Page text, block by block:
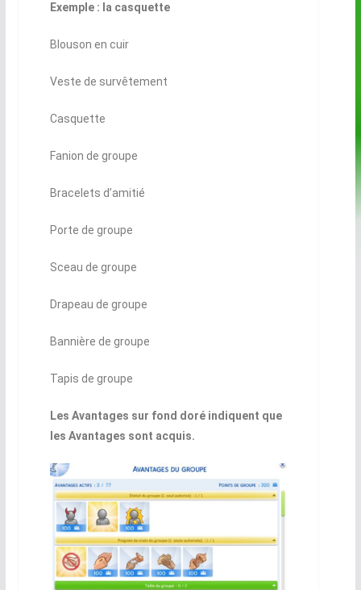
Exemple : la casquette
Blouson en cuir
Veste de survêtement
Casquette
Fanion de groupe
Bracelets d’amitié
Porte de groupe
Sceau de groupe
Drapeau de groupe
Bannière de groupe
Tapis de groupe
Les Avantages sur fond doré indiquent que
les Avantages sont acquis.